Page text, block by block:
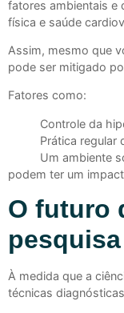
fatores ambientais e
física e saúde
Assim, mesmo que
pode ser mitigado
Fatores como:
Controle da
Prática regular
Um ambiente
podem ter um
O futuro
pesquisa
À medida que a
técnicas